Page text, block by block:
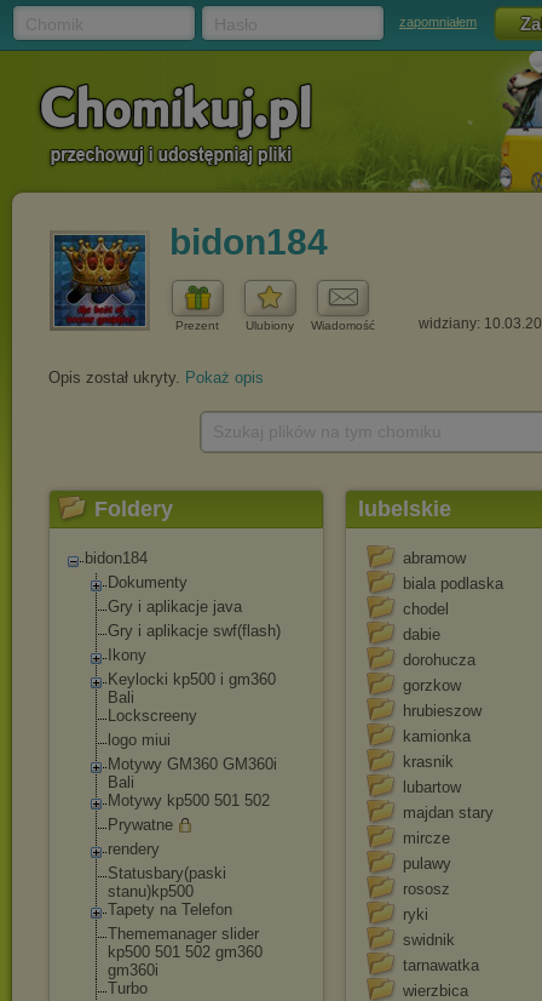
zapomniałem
bidon184
Prezent Ulubiony Wiadomość widziany:
Opis został ukryty. Pokaż opis
Foldery
bidon184
Dokumenty
Gry i aplikacje java
Gry i aplikacje swf(flash)
Ikony
Keylocki kp500 i gm360
Bali
Lockscreeny
logo miui
Motywy GM360 GM360i
Bali
Motywy kp500 501 502
Prywatne
rendery
Statusbary(paski
stanu)kp500
Tapety na Telefon
Thememanager slider
kp500 501 502 gm360
gm360i
Turbo
lubelskie
abramow
biala podlaska
chodel
dabie
dorohucza
gorzkow
hrubieszow
kamionka
krasnik
lubartow
majdan stary
mircze
pulawy
rososz
ryki
swidnik
tarnawatka
wierzbica